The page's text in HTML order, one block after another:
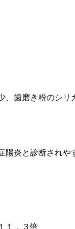
、歯磨き粉のシリ
炎と診断されや
１．３倍